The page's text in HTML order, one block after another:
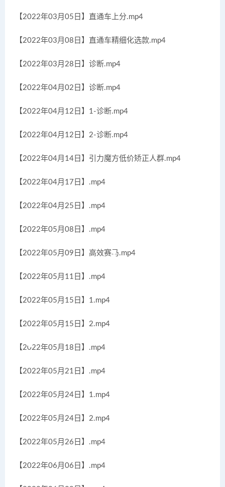
【2022年03月05日】直通车上分.mp4
【2022年03月08日】直通车精细化选款.mp4
【2022年03月28日】诊断.mp4
【2022年04月02日】诊断.mp4
【2022年04月12日】1-诊断.mp4
【2022年04月12日】2-诊断.mp4
【2022年04月14日】引力魔方低价矫正人群.mp4
【2022年04月17日】.mp4
【2022年04月25日】.mp4
【2022年05月08日】.mp4
【2022年05月09日】高效赛马.mp4
【2022年05月11日】.mp4
【2022年05月15日】1.mp4
【2022年05月15日】2.mp4
【2022年05月18日】.mp4
【2022年05月21日】.mp4
【2022年05月24日】1.mp4
【2022年05月24日】2.mp4
【2022年05月26日】.mp4
【2022年06月06日】.mp4